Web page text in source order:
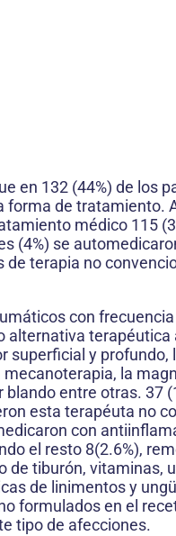
en 132 (44%) de los
forma de tratamiento.
médico 115
(4%) se
terapia no
con
alternativa terapéutica
superficial y profundo,
la
blando entre otras. 37
esta terapéuta no
con
el resto 8(2.6%),
de tiburón, vitaminas,
de linimentos y
formulados en el
tipo de afecciones.